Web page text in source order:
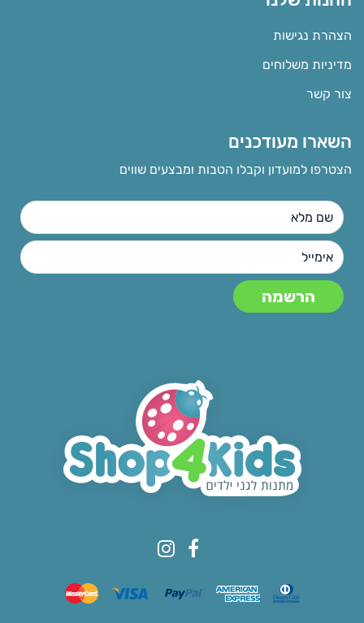
הצהרת נגישות
מדיניות משלוחים
צור קשר
השארו מעודכנים
הצטרפו למועדון וקבלו הטבות ומבצעים שווים
© All rights reserved to Shop4kids